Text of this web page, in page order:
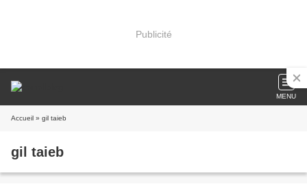
Publicité
MENU
Accueil » gil taieb
gil taieb